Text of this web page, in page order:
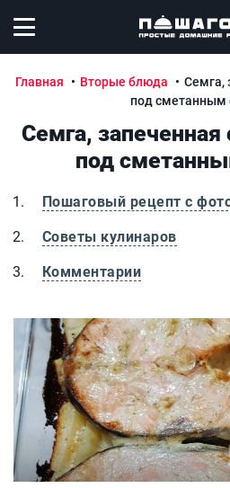
Открыть меню
Главная Вторые блюда
Семга,
под сметанным
Семга,
под
Пошаговый рецепт с
Советы кулинаров
Комментарии
Семга, запеченная с